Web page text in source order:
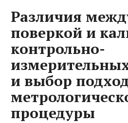
Различия
поверкой и
контрольно-
и выбор
процедуры